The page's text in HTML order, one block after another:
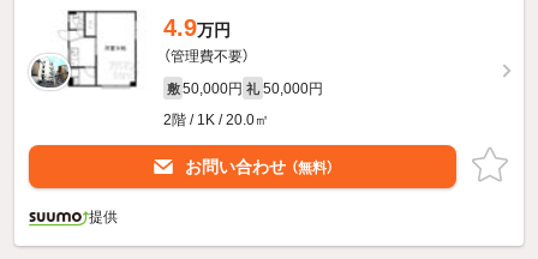
4.9万円
（管理費不要）
敷 50,000円 礼 50,000円
2階 / 1K / 20.0㎡
お問い合わせ （無料）
提供